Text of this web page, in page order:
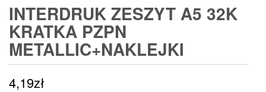
INTERDRUK ZESZYT A5 32K
KRATKA PZPN
METALLIC+NAKLEJKI
4,19zł